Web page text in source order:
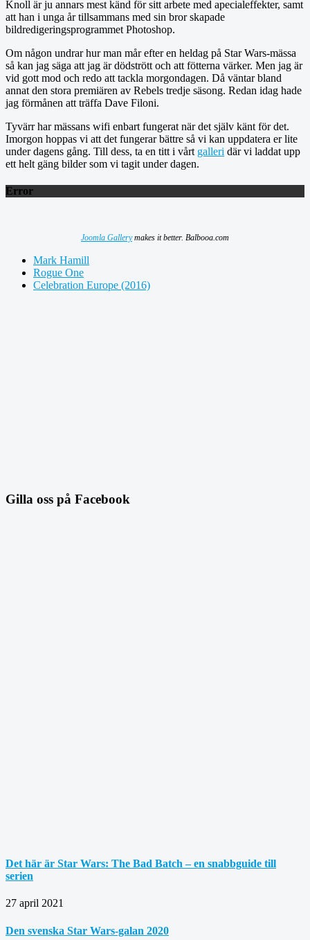
Knoll är ju annars mest känd för sitt arbete med apecialeffekter, samt
att han i unga år tillsammans med sin bror skapade
bildredigeringsprogrammet Photoshop.
Om någon undrar hur man mår efter en heldag på Star Wars-mässa
så kan jag säga att jag är dödstrött och att fötterna värker. Men jag är
vid gott mod och redo att tackla morgondagen. Då väntar bland
annat den stora premiären av Rebels tredje säsong. Redan idag hade
jag förmånen att träffa Dave Filoni.
Tyvärr har mässans wifi enbart fungerat när det själv känt för det.
Imorgon hoppas vi att det fungerar bättre så vi kan uppdatera er lite
under dagens gång. Till dess, ta en titt i vårt galleri där vi laddat upp
ett helt gäng bilder som vi tagit under dagen.
Error
Joomla Gallerymakes it better. Balbooa.com
Mark Hamill
Rogue One
Celebration Europe (2016)
Gilla oss på Facebook
Det här är Star Wars: The Bad Batch – en snabbguide till
serien
27 april 2021
Den svenska Star Wars-galan 2020